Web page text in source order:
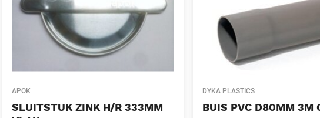
APOK
SLUITSTUK ZINK H/R 333MM
DYKA PLASTICS
BUIS PVC D80MM 3M